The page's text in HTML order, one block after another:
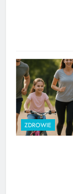
ZDROWIE